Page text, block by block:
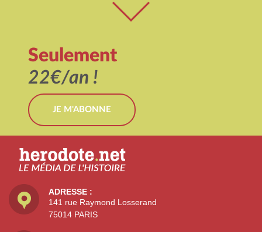
Seulement
22€/an !
JE M'ABONNE
ADRESSE :
141 rue Raymond Losserand
75014 PARIS